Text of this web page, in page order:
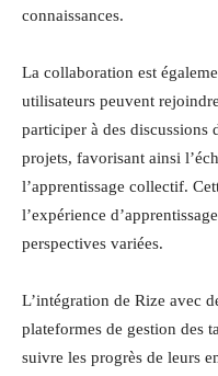
connaissances.
La collaboration est
utilisateurs peuvent
participer à des discussions
projets, favorisant ainsi
l’apprentissage collectif.
l’expérience
perspectives variées.
L’intégration de Rize avec
plateformes de gestion des
suivre les progrès de leurs